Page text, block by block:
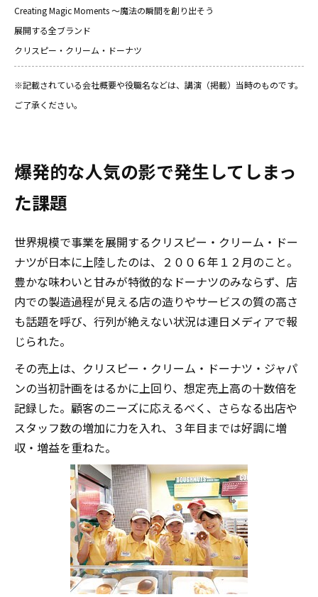
Creating Magic Moments ～魔法の瞬間を創り出そう
展開する全ブランド
クリスピー・クリーム・ドーナツ
※記載されている会社概要や役職名などは、講演（掲載）当時のものです。
ご了承ください。
爆発的な人気の影で発生してしまっ
た課題
世界規模で事業を展開するクリスピー・クリーム・ドー
ナツが日本に上陸したのは、２００６年１２月のこと。
豊かな味わいと甘みが特徴的なドーナツのみならず、店
内での製造過程が見える店の造りやサービスの質の高さ
も話題を呼び、行列が絶えない状況は連日メディアで報
じられた。
その売上は、クリスピー・クリーム・ドーナツ・ジャパ
ンの当初計画をはるかに上回り、想定売上高の十数倍を
記録した。顧客のニーズに応えるべく、さらなる出店や
スタッフ数の増加に力を入れ、３年目までは好調に増
収・増益を重ねた。